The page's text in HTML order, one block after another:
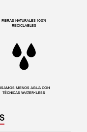
FIBRAS NATURALES 100%
RECICLABLES
MENOS AGUA CON
TÉCNICAS WATER<LESS